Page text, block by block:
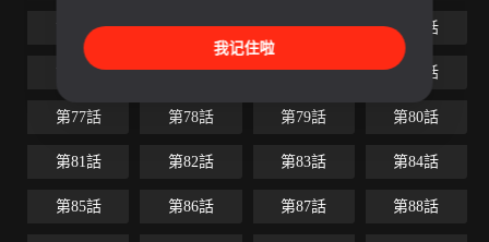
第69話 第70話 第71話 第72話
第73話 第74話 第75話 第76話
第77話 第78話 第79話 第80話
第81話 第82話 第83話 第84話
第85話 第86話 第87話 第88話
我记住啦